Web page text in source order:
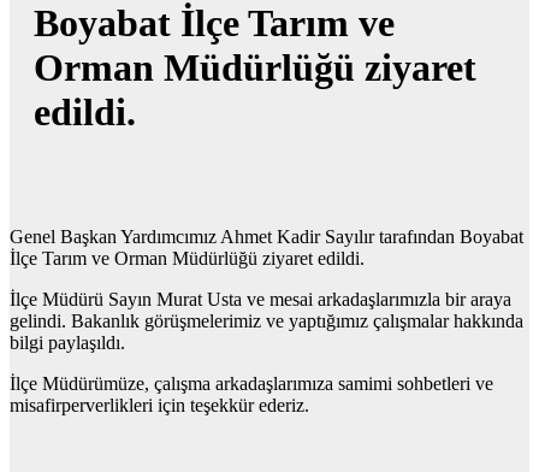
Boyabat İlçe Tarım ve
Orman Müdürlüğü ziyaret
edildi.
Genel Başkan Yardımcımız Ahmet Kadir Sayılır tarafından Boyabat
İlçe Tarım ve Orman Müdürlüğü ziyaret edildi.
İlçe Müdürü Sayın Murat Usta ve mesai arkadaşlarımızla bir araya
gelindi. Bakanlık görüşmelerimiz ve yaptığımız çalışmalar hakkında
bilgi paylaşıldı.
İlçe Müdürümüze, çalışma arkadaşlarımıza samimi sohbetleri ve
misafirperverlikleri için teşekkür ederiz.